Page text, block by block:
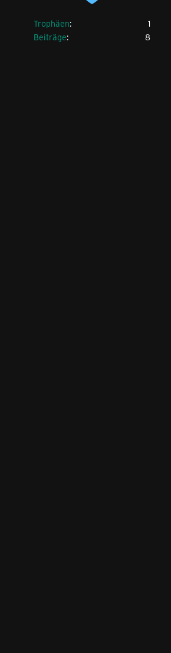
Trophäen
1
Beiträge
8